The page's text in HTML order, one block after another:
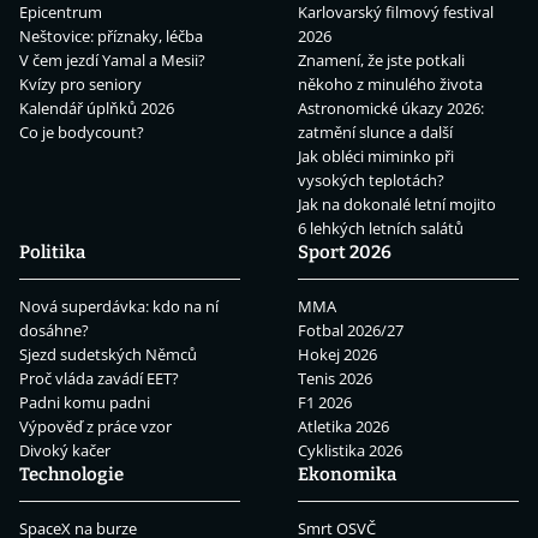
Epicentrum
Neštovice: příznaky, léčba
V čem jezdí Yamal a Mesii?
Kvízy pro seniory
Kalendář úplňků 2026
Co je bodycount?
Karlovarský filmový festival
2026
Znamení, že jste potkali
někoho z minulého života
Astronomické úkazy 2026:
zatmění slunce a další
Jak obléci miminko při
vysokých teplotách?
Jak na dokonalé letní mojito
6 lehkých letních salátů
Politika
Nová superdávka: kdo na ní
dosáhne?
Sjezd sudetských Němců
Proč vláda zavádí EET?
Padni komu padni
Výpověď z práce vzor
Divoký kačer
Sport 2026
MMA
Fotbal 2026/27
Hokej 2026
Tenis 2026
F1 2026
Atletika 2026
Cyklistika 2026
Technologie
SpaceX na burze
Ekonomika
Smrt OSVČ